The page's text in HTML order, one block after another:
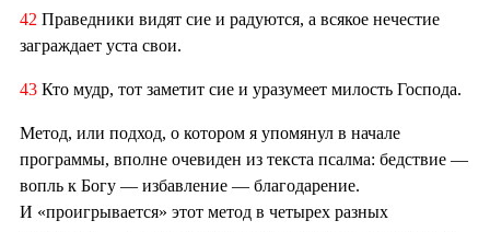
42 Праведники видят сие и радуются, а всякое нечестие
заграждает уста свои.
43 Кто мудр, тот заметит сие и уразумеет милость Господа.
Метод, или подход, о котором я упомянул в начале
программы, вполне очевиден из текста псалма: бедствие —
вопль к Богу — избавление — благодарение.
И «проигрывается» этот метод в четырех разных